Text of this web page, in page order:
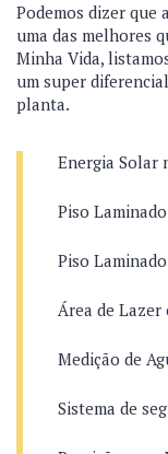
Podemos dizer que
uma das melhores
Minha Vida,
um super
planta.
Energia Solar
Piso
Piso
Área de Lazer
Medição de
Sistema de